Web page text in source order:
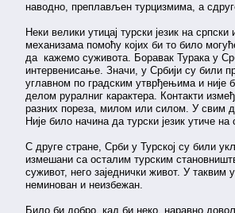
наводно, преплављен турцизмима, а
Неки велики утицај турски језик на
механизама помоћу којих би то било
да кажемо суживота. Боравак Турака у
интервенисање. Значи, у Србији су били
углавном по градским утврђењима и није
делом руралниг карактера. Контакти
разних пореза, милом или силом. У свим
Није било начина да турски језик утиче
С друге стране, Срби у Турској су били
измешани са осталим турским
суживот, него заједнички живот. У таквим
неминован и неизбежан.
Било би добро, кад би неко, наравно